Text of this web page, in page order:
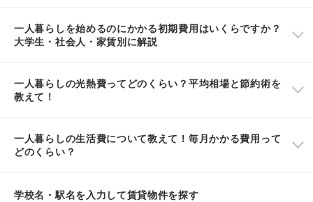
一人暮らしを始めるのにかかる初期費用はいくらですか？
大学生・社会人・家賃別に解説
一人暮らしの光熱費ってどのくらい？平均相場と節約術を
教えて！
一人暮らしの生活費について教えて！毎月かかる費用って
どのくらい？
学校名・駅名を入力して賃貸物件を探す